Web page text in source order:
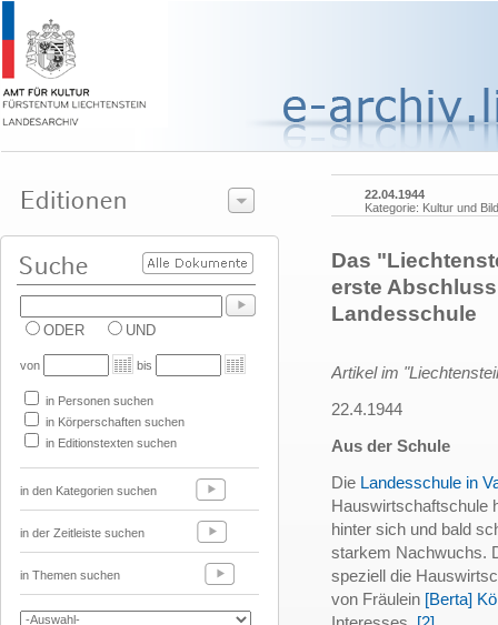
ODER UND
von bis
in Personen suchen
in Körperschaften suchen
in Editionstexten suchen
in den Kategorien suchen
in der Zeitleiste suchen
in Themen suchen
22.04.1944
Kategorie: Kultur und
Das
erste
Landesschule
Artikel im
22.4.1944
Aus der Schule
Die Landesschule in
Hauswirtschaftschule
hinter sich und bald
starkem Nachwuchs.
speziell die
von Fräulein [Berta]